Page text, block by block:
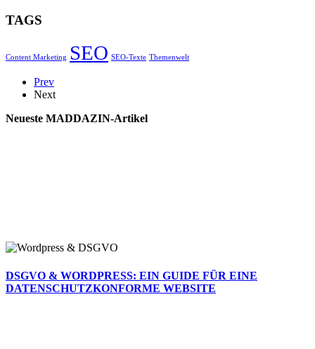
TAGS
Content Marketing SEO SEO-Texte Themenwelt
Prev
Next
Neueste MADDAZIN-Artikel
DSGVO & WORDPRESS: EIN GUIDE FÜR EINE
DATENSCHUTZKONFORME WEBSITE